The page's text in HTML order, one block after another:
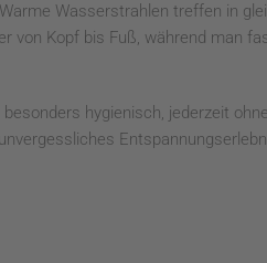
Wasserstrahlen treffen in
von Kopf bis Fuß, während man
hygienisch, jederzeit